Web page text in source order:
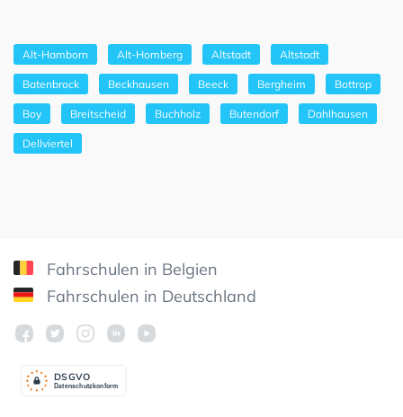
Alt-Hamborn Alt-Homberg Altstadt Altstadt
Batenbrock Beckhausen Beeck Bergheim Bottrop
Boy Breitscheid Buchholz Butendorf Dahlhausen
Dellviertel
Fahrschulen in Belgien
Fahrschulen in Deutschland
Datenschutzkonform
DSGVO